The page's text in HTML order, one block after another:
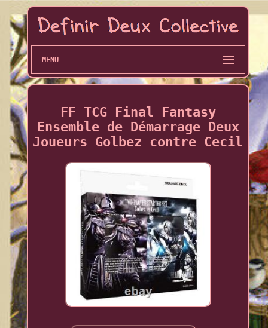
MENU
FF TCG Final Fantasy
Ensemble de Démarrage Deux
Joueurs Golbez contre Cecil